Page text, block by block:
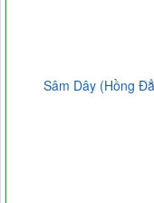
Sâm Dây (Hồng